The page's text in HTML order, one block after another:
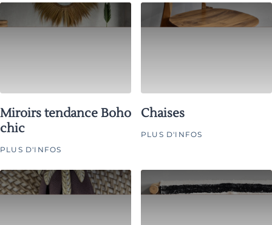
Miroirs tendance Boho
chic
PLUS D'INFOS
Chaises
PLUS D'INFOS